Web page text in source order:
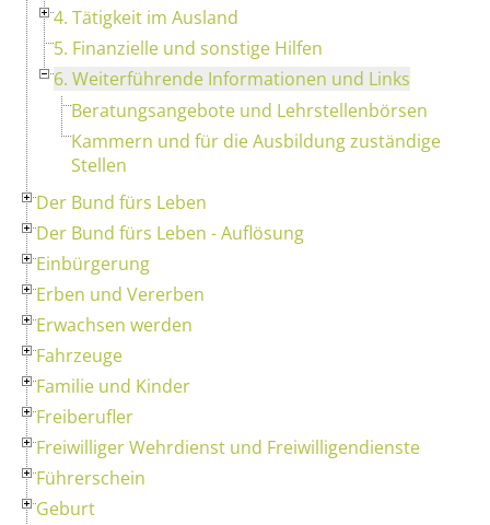
4. Tätigkeit im Ausland
5. Finanzielle und sonstige Hilfen
6. Weiterführende Informationen und Links
Beratungsangebote und Lehrstellenbörsen
Kammern und für die Ausbildung zuständige
Stellen
Der Bund fürs Leben
Der Bund fürs Leben - Auflösung
Einbürgerung
Erben und Vererben
Erwachsen werden
Fahrzeuge
Familie und Kinder
Freiberufler
Freiwilliger Wehrdienst und Freiwilligendienste
Führerschein
Geburt